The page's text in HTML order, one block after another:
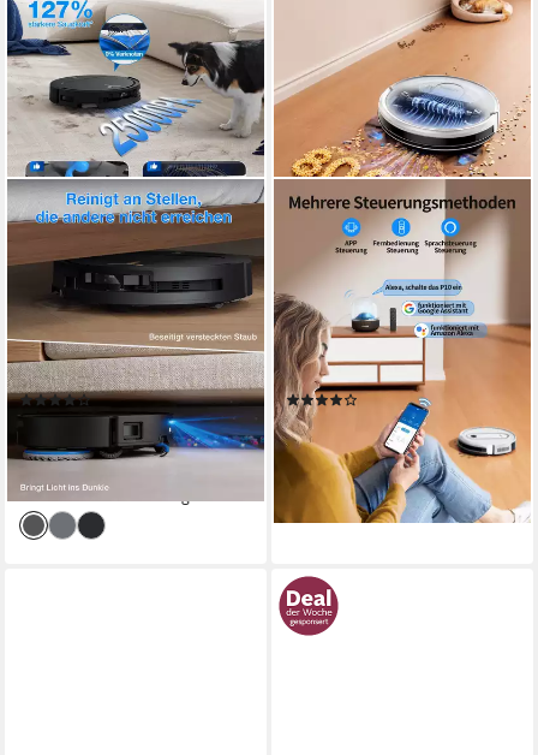
ECOVACS
Saugroboter DEEBOT
T50ProOmniGen3, 25000
Pa(Upgrade von T50 Pro
Gen2/T50 Gen3)
300 m² Reichweite
Embedded mini DToF Navigation
(13)
399,00 € UVP699,00 €
19,82 €
mtl. in 24 Raten
lieferbar - in 2-3 Werktagen bei dir
LARESAR
Saugroboter mit
Wischfunktion 8000 Pa, 3-in-
1 Reinigung, Teppich-Booster,
120 Min
45 W
300ml l Größe Staubbehälter
89,99 € UVP169,99 €
-47%
lieferbar - in 3-4 Werktagen bei dir